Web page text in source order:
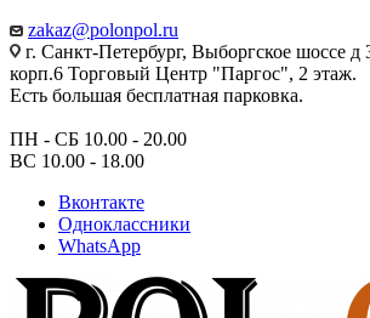
zakaz@polonpol.ru
г. Санкт-Петербург, Выборгское шоссе д
корп.6 Торговый Центр "Паргос", 2 этаж.
Есть большая бесплатная парковка.
ПН - СБ 10.00 - 20.00
ВС 10.00 - 18.00
Вконтакте
Одноклассники
WhatsApp